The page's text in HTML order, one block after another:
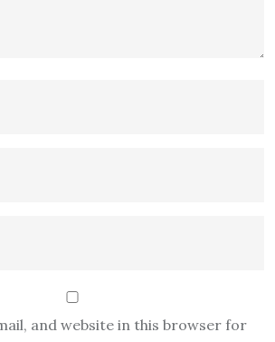
and website in this browser for